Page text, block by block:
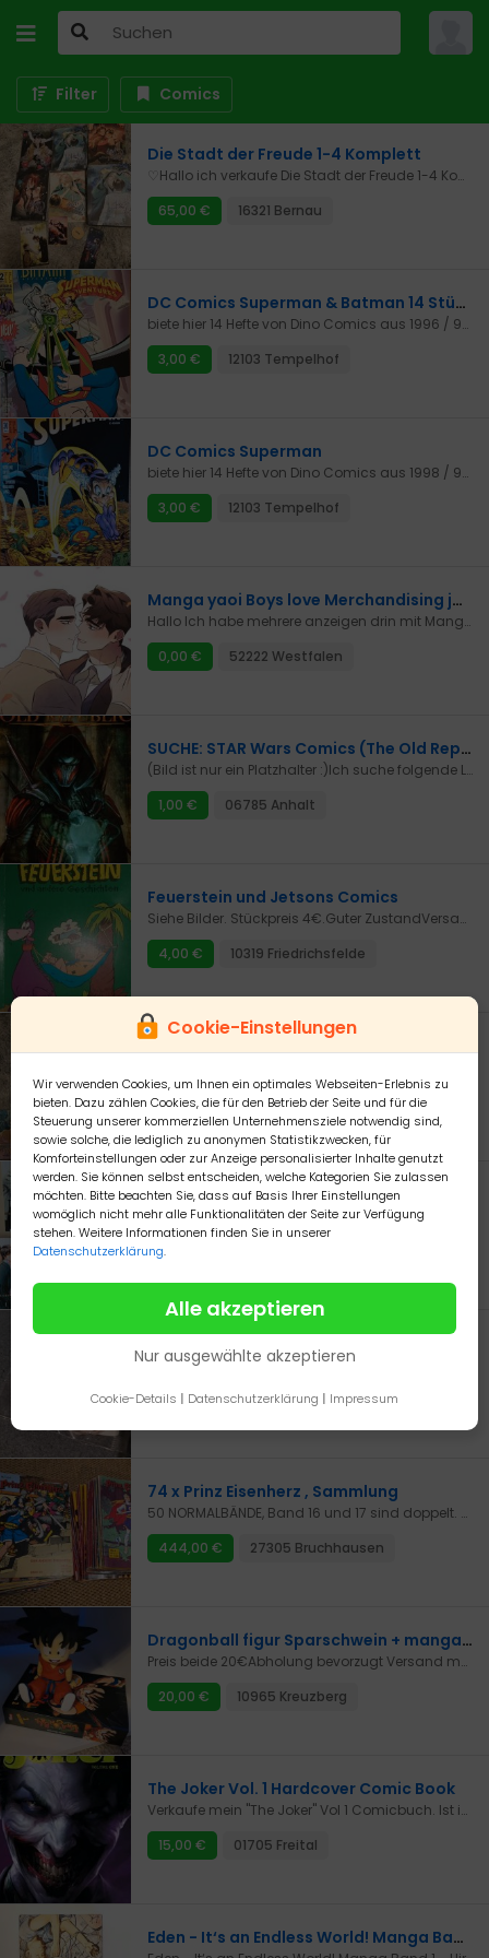
Cookie-Einstellungen
Wir verwenden Cookies, um Ihnen ein optimales Webseiten-Erlebnis zu
bieten. Dazu zählen Cookies, die für den Betrieb der Seite und für die
Steuerung unserer kommerziellen Unternehmensziele notwendig sind,
sowie solche, die lediglich zu anonymen Statistikzwecken, für
Komforteinstellungen oder zur Anzeige personalisierter Inhalte genutzt
werden. Sie können selbst entscheiden, welche Kategorien Sie zulassen
möchten. Bitte beachten Sie, dass auf Basis Ihrer Einstellungen
womöglich nicht mehr alle Funktionalitäten der Seite zur Verfügung
stehen. Weitere Informationen finden Sie in unserer
Datenschutzerklärung.
Alle akzeptieren
Nur ausgewählte akzeptieren
Cookie-Details | Datenschutzerklärung | Impressum
Filter Comics
Die Stadt der Freude 1-4 Komplett
♡Hallo ich verkaufe Die Stadt der Freude 1-4 Komplett + Speciel Edition Box + Holzaufsteller+Sonderheft + Postkarten und Lesezeichen♡1.Auflage♡Zahlung wäre per Banküberweisung oder per PayPal möglich
65,00 €
16321 Bernau
DC Comics Superman & Batman 14 Stück
biete hier 14 Hefte von Dino Comics aus 1996 / 97 / 98 / 99Nummern siehe FotosPreis versteht sich pro HeftAbholung nach Absprache und Versand sind möglichRücknahmen und Gewährleistungsansprüche auch nach EU-Recht sind ausgeschlossen
3,00 €
12103 Tempelhof
DC Comics Superman
biete hier 14 Hefte von Dino Comics aus 1998 / 99Nummern siehe FotosPreis versteht sich pro HeftAbholung nach Absprache und Versand sind möglichRücknahmen und Gewährleistungsansprüche auch nach EU-Recht sind ausgeschlossen
3,00 €
12103 Tempelhof
Manga yaoi Boys love Merchandising japan Korea
Hallo Ich habe mehrere anzeigen drin mit Mangas / webtoons und auch viel Merchandising wenn ihr lust habt schaut gerne mal rein =)
0,00 €
52222 Westfalen
SUCHE: STAR Wars Comics (The Old Republic - PANINI)
(Bild ist nur ein Platzhalter :)Ich suche folgende Legends-Star Wars Comics.Hinweis vorab: Comics werden in deutsch und gutem Zustand gesucht.Da ich es nicht eilig habe bitte ich darum, dass Angebote nur an mich gerichtet werden, wenn bestenfalls mehrere Comics vorhanden sind :)Preis machen wir im Chat dann aus (je nach Zustand usw..)Danke vorab!Werden noch gesucht: (Siehe Bild 2)• Star Wars Sonderband 67 - The Old Republic III - Verlorene SonnenZustand: gut bis sehr gutStar Wars Sonderband 61 - The Old Republic II - Blut des ImperiumsZustand: sehr gutDie Liste wird von mir aktuell gehalten.
1,00 €
06785 Anhalt
Feuerstein und Jetsons Comics
Siehe Bilder. Stückpreis 4€.Guter ZustandVersand erfolgt als Brief für 1,80 Euro. Bei mehreren muss man sehen.
4,00 €
10319 Friedrichsfelde
Loveless 1-13 manga
120,00 €
16321 Bernau
50,00 €
2,00 €
56564 Pfalz
74 x Prinz Eisenherz , Sammlung
50 NORMALBÄNDE, Band 16 und 17 sind doppelt. Band 42 und 46 fehlen. Ansonsten komplettSehr guter gebrauchter Zustand.Meine Mutter hat die Hefte seit ca 1970 abonniert, jedes Jahr kamen glaube ich 4 Folgen. Entsprechend alt und original.SONDERBÄNDE HAL FOSTER 1 BIS 16SONDERBÄNDE JOHN CULLEN MURPHY 58 BIS 64UND 1X WISSENSWERTESSAMMLUNG KOMPLETT ABZUGEBEN50 X NORMALBÄNDE , siehe oben16 X SONDERBÄNDE HAL FOSTER7 X SONDERBÄNDE JOHN CULLEN1x Sonderheft wissenswertesAM BESTEN ABHOLUNGVERSAND AUCH MACHBAR, ABER DA MUSS ICH ERST DEN PREIS RECHERCHIEREN
444,00 €
27305 Bruchhausen
Dragonball figur Sparschwein + manga Band 1 Neu
Preis beide 20€Abholung bevorzugt Versand möglich
20,00 €
10965 Kreuzberg
The Joker Vol. 1 Hardcover Comic Book
Verkaufe mein "The Joker" Vol 1 Comicbuch. Ist in sehr gutem Zustand die Seiten sind wie neu.
15,00 €
01705 Freital
Eden - It‘s an Endless World! Manga Band 1 - Hiroki Endo